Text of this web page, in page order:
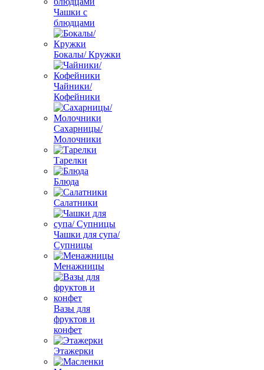
Чашки с
блюдцами
Бокалы/ Кружки
Чайники/
Кофейники
Сахарницы/
Молочники
Тарелки
Блюда
Салатники
Чашки для супа/
Супницы
Менажницы
Вазы для
фруктов и
конфет
Этажерки